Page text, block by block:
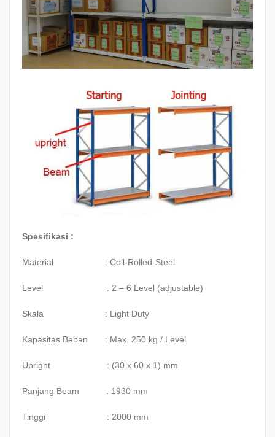
Spesifikasi :
Material : Coll-Rolled-Steel
Level : 2 – 6 Level (adjustable)
Skala : Light Duty
Kapasitas Beban : Max. 250 kg / Level
Upright : (30 x 60 x 1) mm
Panjang Beam : 1930 mm
Tinggi : 2000 mm